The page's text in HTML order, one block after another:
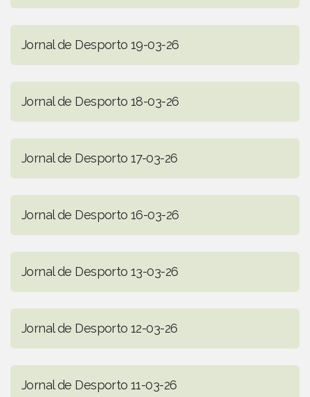
Jornal de Desporto 19-03-26
Jornal de Desporto 18-03-26
Jornal de Desporto 17-03-26
Jornal de Desporto 16-03-26
Jornal de Desporto 13-03-26
Jornal de Desporto 12-03-26
Jornal de Desporto 11-03-26